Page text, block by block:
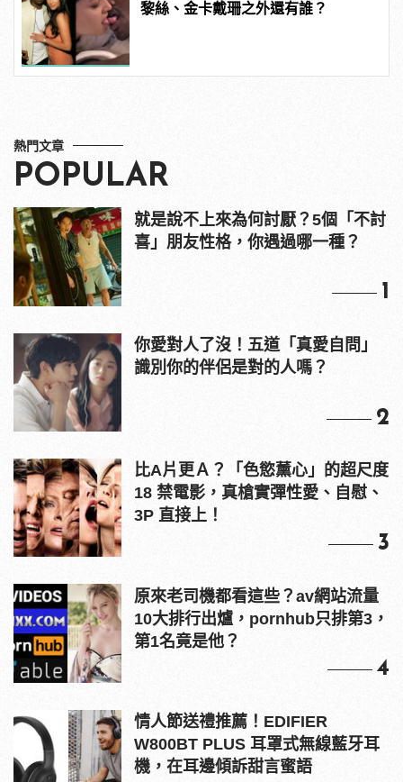
黎絲、金卡戴珊之外還有誰？
熱門文章
POPULAR
就是說不上來為何討厭？5個「不討
喜」朋友性格，你遇過哪一種？
1
你愛對人了沒！五道「真愛自問」
識別你的伴侶是對的人嗎？
2
比A片更Ａ？「色慾薰心」的超尺度
18 禁電影，真槍實彈性愛、自慰、
3P 直接上！
3
原來老司機都看這些？av網站流量
10大排行出爐，pornhub只排第3，
第1名竟是他？
4
情人節送禮推薦！EDIFIER
W800BT PLUS 耳罩式無線藍牙耳
機，在耳邊傾訴甜言蜜語